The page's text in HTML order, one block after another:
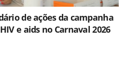
de ações da campanha
e aids no Carnaval 2026